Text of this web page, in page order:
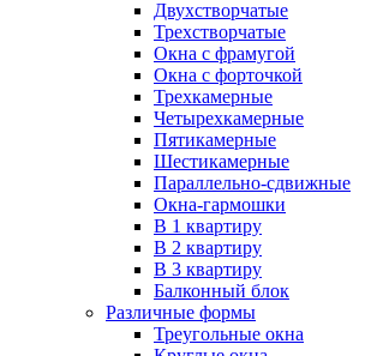
Двухстворчатые
Трехстворчатые
Окна с фрамугой
Окна с форточкой
Трехкамерные
Четырехкамерные
Пятикамерные
Шестикамерные
Параллельно-сдвижные
Окна-гармошки
В 1 квартиру
В 2 квартиру
В 3 квартиру
Балконный блок
Различные формы
Треугольные окна